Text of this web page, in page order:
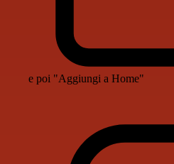
e poi "Aggiungi a Home"